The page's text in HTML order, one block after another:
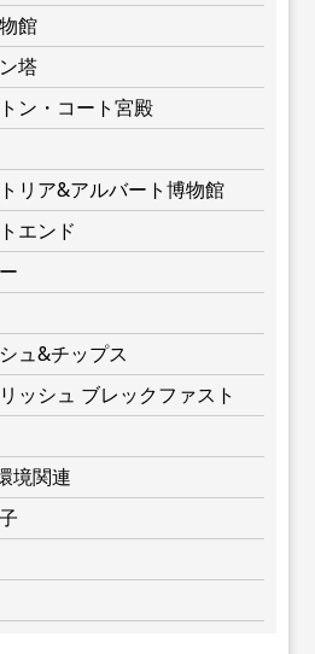
館
塔
ン・コート宮殿
リア&アルバート博物館
エンド
ュ&チップス
ッシュ ブレックファスト
境関連